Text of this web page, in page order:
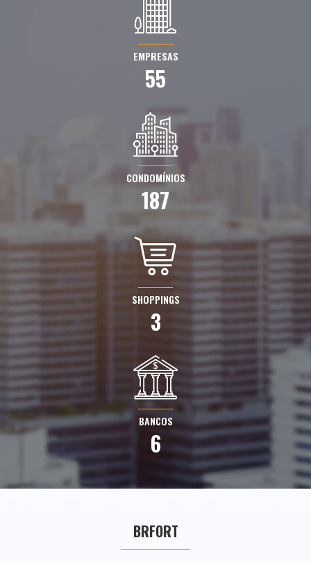
EMPRESAS
55
CONDOMÍNIOS
187
SHOPPINGS
3
BANCOS
6
BRFORT